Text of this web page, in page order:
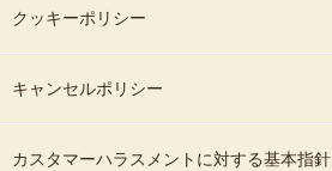
クッキーポリシー
キャンセルポリシー
カスタマーハラスメントに対する基本指針